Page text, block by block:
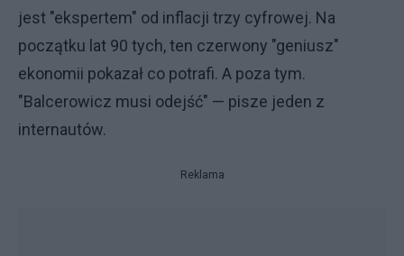
jest "ekspertem" od inflacji trzy cyfrowej. Na
początku lat 90 tych, ten czerwony "geniusz"
ekonomii pokazał co potrafi. A poza tym.
"Balcerowicz musi odejść" — pisze jeden z
internautów.
Reklama